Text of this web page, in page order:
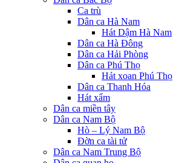
Ca trù
Dân ca Hà Nam
Hát Dậm Hà Nam
Dân ca Hà Đông
Dân ca Hải Phòng
Dân ca Phú Thọ
Hát xoan Phú Thọ
Dân ca Thanh Hóa
Hát xẩm
Dân ca miền tây
Dân ca Nam Bộ
Hò – Lý Nam Bộ
Đờn ca tài tử
Dân ca Nam Trung Bộ